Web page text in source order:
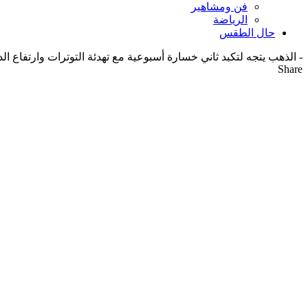
فن ومشاهير
الرياضة
حال الطقس
- الذهب يتجه لتكبد ثاني خسارة أسبوعية مع تهدئة التوترات وارتفاع
Share